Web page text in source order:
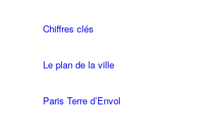
Chiffres clés
Le plan de la ville
Paris Terre d’Envol